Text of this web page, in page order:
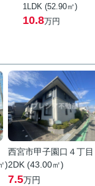
1LDK (52.90㎡)
10.8万円
)
西宮市甲子園口４丁目
2DK (43.00㎡)
7.5万円